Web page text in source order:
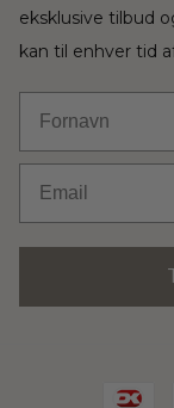
eksklusive tilbud
kan til enhver tid